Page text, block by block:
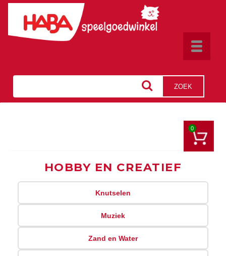
Toggle
ZOEK
0
HOBBY EN CREATIEF
Knutselen
Muziek
Zand en Water